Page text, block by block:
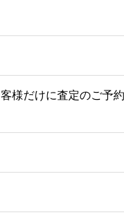
様だけに査定のご予